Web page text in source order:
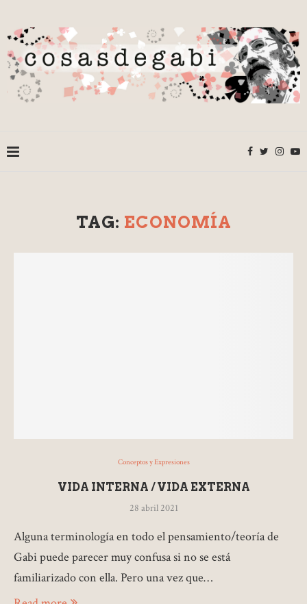
TAG: ECONOMÍA
Conceptos y Expresiones
VIDA INTERNA / VIDA EXTERNA
28 abril 2021
Alguna terminología en todo el pensamiento/teoría de
Gabi puede parecer muy confusa si no se está
familiarizado con ella. Pero una vez que…